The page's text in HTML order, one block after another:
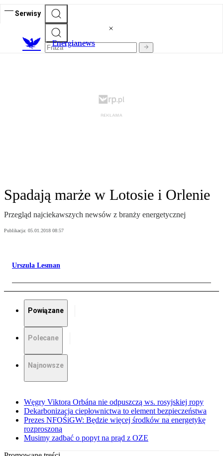
Serwisy
Energianews
Spadają marże w Lotosie i Orlenie
Przegląd najciekawszych newsów z branży energetycznej
Publikacja: 05.01.2018 08:57
Urszula Lesman
Powiązane
Polecane
Najnowsze
Węgry Viktora Orbána nie odpuszczą ws. rosyjskiej ropy
Dekarbonizacja ciepłownictwa to element bezpieczeństwa
Prezes NFOŚiGW: Będzie więcej środków na energetykę
rozproszoną
Musimy zadbać o popyt na prąd z OZE